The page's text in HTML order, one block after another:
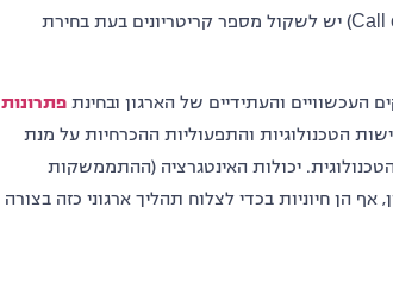
המקצועיים המשתמשים בכלים מקצועיים ייעודיים כדוגמת Call center) יש לשקול מספר קריטריונים בעת בחירת
העכשוויים והעתידיים של הארגון ובחינת פתרונות
הטכנולוגיות והתפעוליות ההכרחיות על מנת
יכולות האינטגרציה (ההתממשקות
הן חיוניות בכדי לצלוח תהליך ארגוני כזה בצורה